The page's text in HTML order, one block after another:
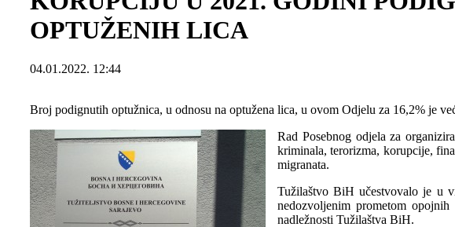
OPTUŽENIH LICA
04.01.2022. 12:44
Broj podignutih optužnica, u odnosu na optužena lica, u ovom Odjelu za 16,2% je
Rad Posebnog odjela za
kriminala, terorizma, korupcije,
migranata.
Tužilaštvo BiH učestvovalo je u
nedozvoljenim prometom
nadležnosti Tužilaštva BiH.